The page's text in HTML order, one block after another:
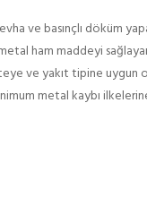
ve basınçlı döküm
ham maddeyi
ve yakıt tipine uygun
metal kaybı